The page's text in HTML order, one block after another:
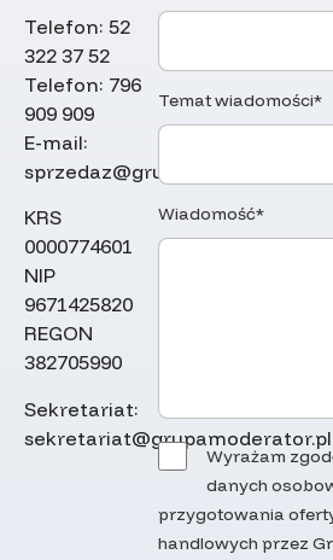
Telefon: 52
322 37 52
Telefon: 796
909 909
E-mail:
sprzedaz@grupamoderator.pl
KRS
0000774601
NIP
9671425820
REGON
382705990
Sekretariat:
sekretariat@grupamoderator.pl
Temat wiadomości*
Wiadomość*
Wyrażam
danych
przygotowania
handlowych przez